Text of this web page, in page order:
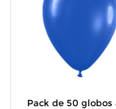
Pack de 50 globos